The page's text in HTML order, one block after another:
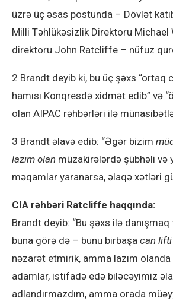
üzrə üç əsas postunda – Dövlət
Milli Təhlükəsizlik Direktoru Michael
direktoru John Ratcliffe – nüfuz
2 Brandt deyib ki, bu üç şəxs “ortaq
hamısı Konqresdə xidmət edib” və
olan AIPAC rəhbərləri ilə
3 Brandt əlavə edib: “Əgər bizim
lazım olan müzakirələrdə şübhəli və
məqamlar yaranarsa, əlaqə xətləri
CIA rəhbəri Ratcliffe haqqında:
Brandt deyib: “Bu şəxs ilə
buna görə də – bunu birbaşa can lifti
nəzarət etmirik, amma lazım olanda
adamlar, istifadə edə biləcəyimiz
adlandırmazdım, amma orada